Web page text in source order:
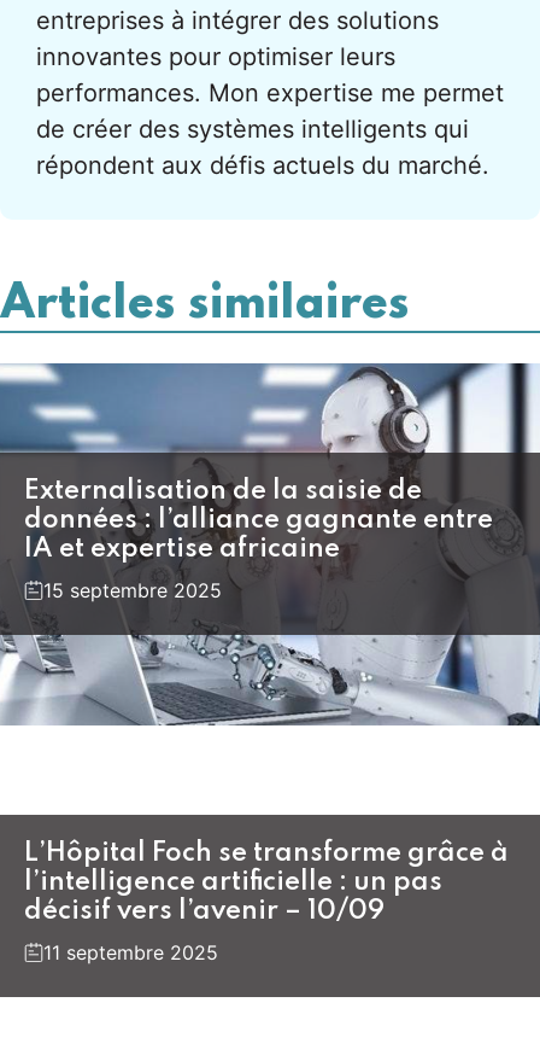
entreprises à intégrer des solutions
innovantes pour optimiser leurs
performances. Mon expertise me permet
de créer des systèmes intelligents qui
répondent aux défis actuels du marché.
Articles similaires
Externalisation de la saisie de
données : l’alliance gagnante entre
IA et expertise africaine
15 septembre 2025
L’Hôpital Foch se transforme grâce à
l’intelligence artificielle : un pas
décisif vers l’avenir – 10/09
11 septembre 2025